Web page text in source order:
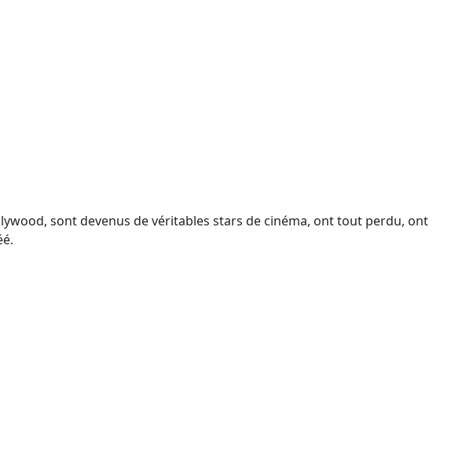
sont devenus de véritables stars de cinéma, ont tout perdu, ont